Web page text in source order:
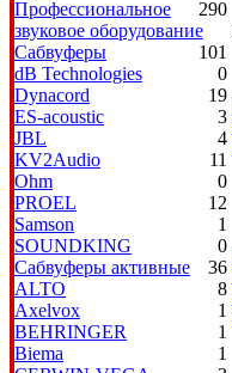
290
Профессиональное
звуковое оборудование
101
Сабвуферы
0
dB Technologies
19
Dynacord
3
ES-acoustic
4
JBL
11
KV2Audio
0
Ohm
12
PROEL
1
Samson
0
SOUNDKING
36
Сабвуферы активные
8
ALTO
1
Axelvox
1
BEHRINGER
1
Biema